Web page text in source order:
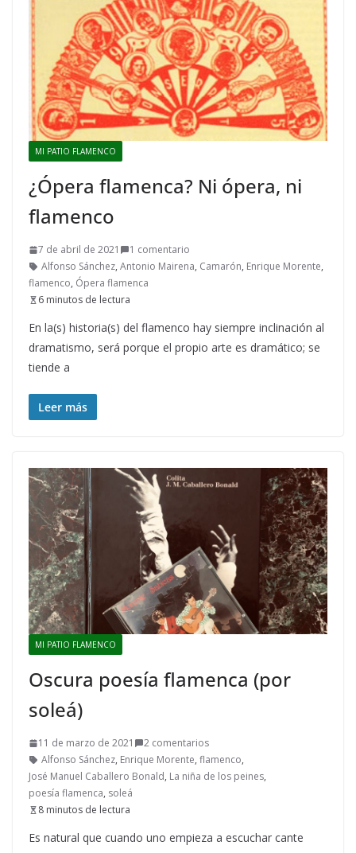
MI PATIO FLAMENCO
¿Ópera flamenca? Ni ópera, ni
flamenco
7 de abril de 2021
1 comentario
Alfonso Sánchez, Antonio Mairena, Camarón, Enrique Morente,
flamenco, Ópera flamenca
6 minutos de lectura
En la(s) historia(s) del flamenco hay siempre inclinación al
dramatismo, será porque el propio arte es dramático; se
tiende a
Leer más
MI PATIO FLAMENCO
Oscura poesía flamenca (por
soleá)
11 de marzo de 2021
2 comentarios
Alfonso Sánchez, Enrique Morente, flamenco,
José Manuel Caballero Bonald, La niña de los peines,
poesía flamenca, soleá
8 minutos de lectura
Es natural que cuando uno empieza a escuchar cante